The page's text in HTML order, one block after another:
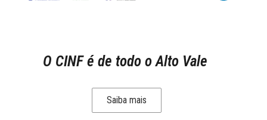
O CINF é de todo o Alto Vale
Saiba mais